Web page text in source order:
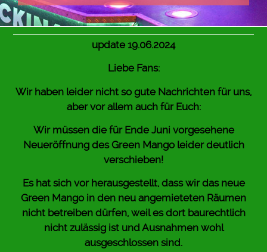
update 19.06.2024
Liebe Fans:
Wir haben leider nicht so gute Nachrichten für uns,
aber vor allem auch für Euch:
Wir müssen die für Ende Juni vorgesehene
Neueröffnung des Green Mango leider deutlich
verschieben!
Es hat sich vor herausgestellt, dass wir das neue
Green Mango in den neu angemieteten Räumen
nicht betreiben dürfen, weil es dort baurechtlich
nicht zulässig ist und Ausnahmen wohl
ausgeschlossen sind.